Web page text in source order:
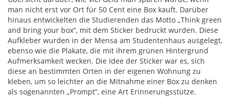
man nicht erst vor Ort für 50 Cent eine Box kauft. Darüber
hinaus entwickelten die Studierenden das Motto „Think green
and bring your box“, mit dem Sticker bedruckt wurden. Diese
Aufkleber wurden in der Mensa am Studentenhaus ausgelegt,
ebenso wie die Plakate, die mit ihrem grünen Hintergrund
Aufmerksamkeit wecken. Die Idee der Sticker war es, sich
diese an bestimmten Orten in der eigenen Wohnung zu
kleben, um so leichter an die Mitnahme einer Box zu denken
als sogenannten „Prompt“, eine Art Erinnerungsstütze.